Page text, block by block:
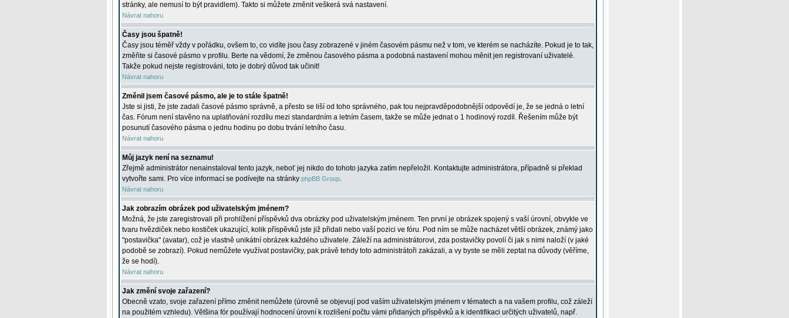
stránky, ale nemusí to být pravidlem). Takto si můžete změnit veškerá svá nastavení.
Návrat nahoru
Časy jsou špatně!
Časy jsou téměř vždy v pořádku, ovšem to, co vidíte jsou časy zobrazené v jiném časovém pásmu než v tom, ve kterém se nacházíte. Pokud je to tak,
změňte si časové pásmo v profilu. Berte na vědomí, že změnou časového pásma a podobná nastavení mohou měnit jen registrovaní uživatelé.
Takže pokud nejste registrováni, toto je dobrý důvod tak učinit!
Návrat nahoru
Změnil jsem časové pásmo, ale je to stále špatně!
Jste si jisti, že jste zadali časové pásmo správně, a přesto se liší od toho správného, pak tou nejpravděpodobnější odpovědí je, že se jedná o letní
čas. Fórum není stavěno na uplatňování rozdílu mezi standardním a letním časem, takže se může jednat o 1 hodinový rozdíl. Řešením může být
posunutí časového pásma o jednu hodinu po dobu trvání letního času.
Návrat nahoru
Můj jazyk není na seznamu!
Zřejmě administrátor nenainstaloval tento jazyk, neboť jej nikdo do tohoto jazyka zatím nepřeložil. Kontaktujte administrátora, případně si překlad
vytvořte sami. Pro více informací se podívejte na stránky phpBB Group.
Návrat nahoru
Jak zobrazím obrázek pod uživatelským jménem?
Možná, že jste zaregistrovali při prohlížení příspěvků dva obrázky pod uživatelským jménem. Ten první je obrázek spojený s vaší úrovní, obvykle ve
tvaru hvězdiček nebo kostiček ukazující, kolik příspěvků jste již přidali nebo vaší pozici ve fóru. Pod ním se může nacházet větší obrázek, známý jako
"postavička" (avatar), což je vlastně unikátní obrázek každého uživatele. Záleží na administrátorovi, zda postavičky povolí či jak s nimi naloží (v jaké
podobě se zobrazí). Pokud nemůžete využívat postavičky, pak právě tehdy toto administrátoři zakázali, a vy byste se měli zeptat na důvody (věříme,
že se hodí).
Návrat nahoru
Jak změní svoje zařazení?
Obecně vzato, svoje zařazení přímo změnit nemůžete (úrovně se objevují pod vaším uživatelským jménem v tématech a na vašem profilu, což záleží
na použitém vzhledu). Většina fór používají hodnocení úrovní k rozlišení počtu vámi přidaných příspěvků a k identifikaci určitých uživatelů, např.